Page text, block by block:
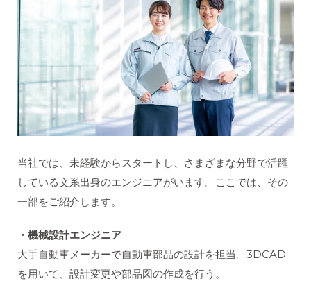
当社では、未経験からスタートし、さまざまな分野で活躍
している文系出身のエンジニアがいます。ここでは、その
一部をご紹介します。
・機械設計エンジニア
大手自動車メーカーで自動車部品の設計を担当。3DCAD
を用いて、設計変更や部品図の作成を行う。